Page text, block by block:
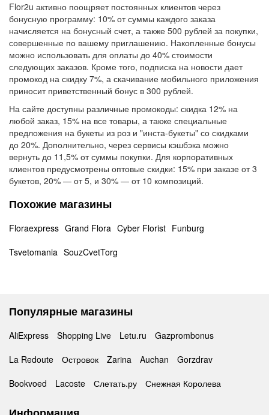
Flor2u активно поощряет постоянных клиентов через
бонусную программу: 10% от суммы каждого заказа
начисляется на бонусный счет, а также 500 рублей за покупки,
совершенные по вашему приглашению. Накопленные бонусы
можно использовать для оплаты до 40% стоимости
следующих заказов. Кроме того, подписка на новости дает
промокод на скидку 7%, а скачивание мобильного приложения
приносит приветственный бонус в 300 рублей.
На сайте доступны различные промокоды: скидка 12% на
любой заказ, 15% на все товары, а также специальные
предложения на букеты из роз и "инста-букеты" со скидками
до 20%. Дополнительно, через сервисы кэшбэка можно
вернуть до 11,5% от суммы покупки. Для корпоративных
клиентов предусмотрены оптовые скидки: 15% при заказе от 3
букетов, 20% — от 5, и 30% — от 10 композиций.
Похожие магазины
Floraexpress Grand Flora Cyber Florist Funburg
Tsvetomania SouzCvetTorg
Популярные магазины
AliExpress Shopping Live Letu.ru
Gazprombonus
La Redoute
Островок Zarina Auchan
Gorzdrav
Bookvoed
Lacoste Слетать.ру Снежная Королева